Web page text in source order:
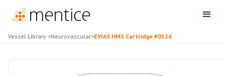
Vessel Library >Neurovascular>EVIAS HMS Cartridge #0526